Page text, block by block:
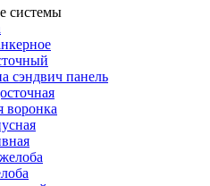
системы
сэндвич панель
воронка